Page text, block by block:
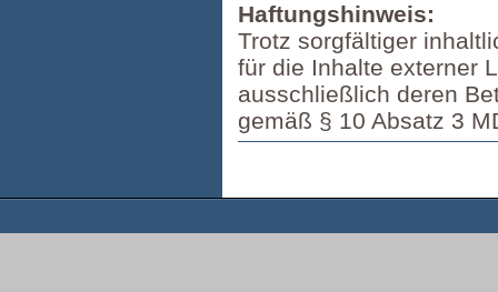
Haftungshinweis:
Trotz sorgfältiger
für die Inhalte externer
ausschließlich deren
gemäß § 10 Absatz 3